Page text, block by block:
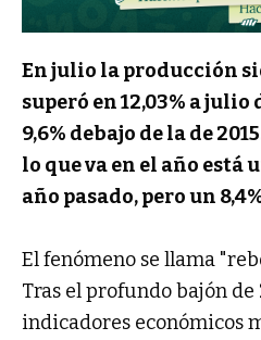
En julio la producción
superó en 12,03% a julio
9,6% debajo de la de
lo que va en el año está
año pasado, pero un
El fenómeno se llama
Tras el profundo bajón de
indicadores económicos